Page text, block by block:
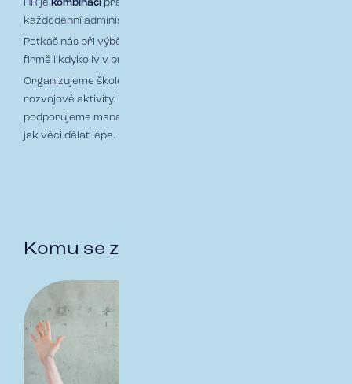
HR je kombinací práce s lidmi, strategického myšlení i
každodenní administrativy.
Potkáš nás při výběrovém řízení, během prvních dnů ve
firmě i kdykoliv v průběhu spolupráce.
Organizujeme školení, teambuildingy, kariérní dny a
rozvojové aktivity. Připravujeme smlouvy, řešíme změny,
podporujeme manažery v jejich týmech a hledáme způsoby,
jak věci dělat lépe.
Komu se zde daří